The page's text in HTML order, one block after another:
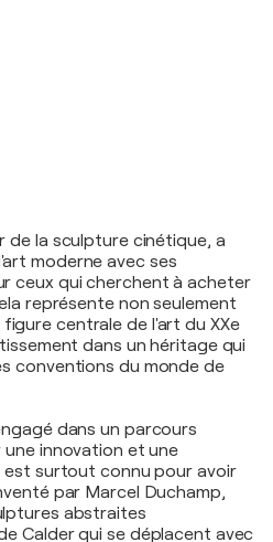
de la sculpture cinétique, a
moderne avec ses
ceux qui cherchent à acheter
représente non seulement
centrale de l'art du XXe
dans un héritage qui
conventions du monde de
dans un parcours
innovation et une
surtout connu pour avoir
par Marcel Duchamp,
abstraites
Calder qui se déplacent avec